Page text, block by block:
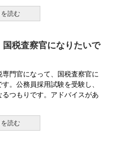
読む
国税査察官になりたいで
門官になって、国税査察官に
。公務員採用試験を受験し、
つもりです。アドバイスがあ
読む